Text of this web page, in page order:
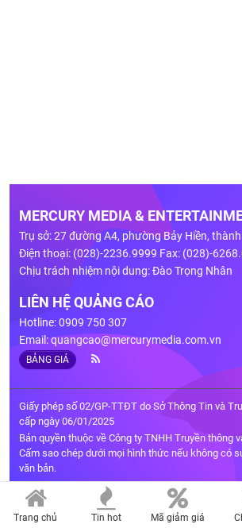
MERCURY MEDIA &
Trụ sở: 27 đường A4, phường Bảy Hiền,
Điện thoại: (028)-2236.9999 Fax: (028)-
Chịu trách nhiệm nội dung: Đào Trọng Nhân
LIÊN HỆ QUẢNG CÁO
Hotline: 0909 750 307
Email:quangcao@mercurymedia.com.vn
BẢNG GIÁ
Giấy phép số 02/GP-TTĐT do Sở Thông Tin và
cấp ngày 06/01/2025
Bản quyền thuộc về Công ty TNHH Truyền thông
Cấm sao chép dưới mọi hình thức nếu không có
văn bản.
Trang chủ Tin hot Mã giảm giá